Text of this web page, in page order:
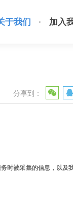
于我们 加入
分享到：
时被采集的信息，以及